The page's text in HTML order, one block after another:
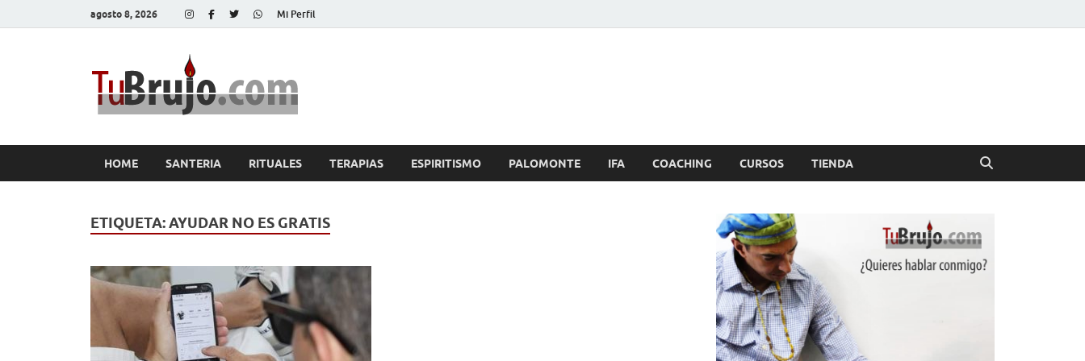
agosto 8, 2026 Mi Perfil
HOME SANTERIA RITUALES TERAPIAS ESPIRITISMO PALOMONTE IFA COACHING CURSOS TIENDA
ETIQUETA:AYUDAR NO ES GRATIS